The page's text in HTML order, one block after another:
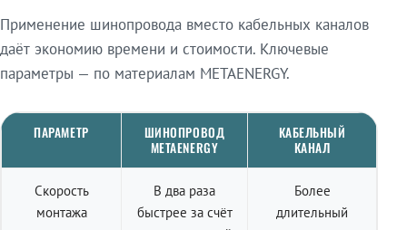
Применение шинопровода вместо кабельных каналов
даёт экономию времени и стоимости. Ключевые
параметры — по материалам METAENERGY.
ПАРАМЕТР
ШИНОПРОВОД
METAENERGY
КАБЕЛЬНЫЙ
КАНАЛ
Скорость
монтажа
В два раза
быстрее за счёт
Более
длительный